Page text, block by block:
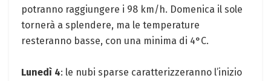
potranno raggiungere i 98 km/h. Domenica il sole
tornerà a splendere, ma le temperature
resteranno basse, con una minima di 4°C.
Lunedì 4: le nubi sparse caratterizzeranno l’inizio